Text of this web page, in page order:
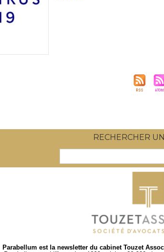
RECHERCHER
Parabellum est la newsletter du cabinet Touzet